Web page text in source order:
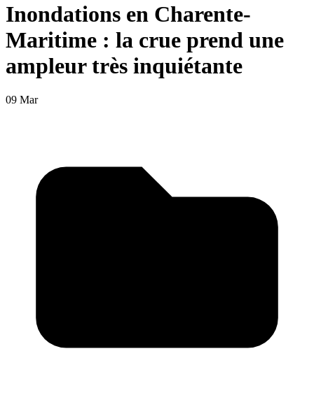
Inondations en Charente-
Maritime : la crue prend une
ampleur très inquiétante
09 Mar